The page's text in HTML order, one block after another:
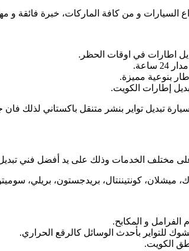
السيارات و من كافة الماركات، خبرة فائقة و
اطارات في اوقات الحظر.
بنوعية مميزة.
إطارات الكويت.
تبديل تواير بنشر متنقل باكستاني لذلك
مختلف الخدمات وذلك على يد أفضل فني
ميشلان، كونتيننتال، بريدجستون، بريلي،
و المكابح.
للتواير بأحدث الوسائل كالرقع الحراري.
الكويت.